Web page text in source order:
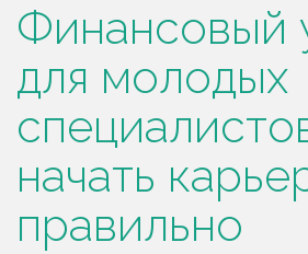
Финансовый
для молодых
начать
правильно